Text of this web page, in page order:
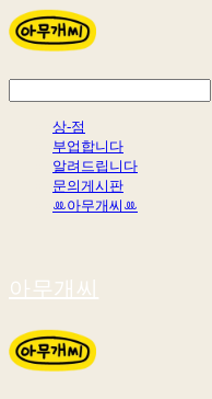
상-점
부업합니다
알려드립니다
문의게시판
ꔛ아무개씨ꔛ
아무개씨